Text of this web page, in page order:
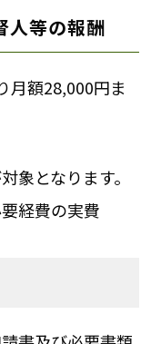
人等の報酬
月額28,000円ま
象となります。
経費の実費